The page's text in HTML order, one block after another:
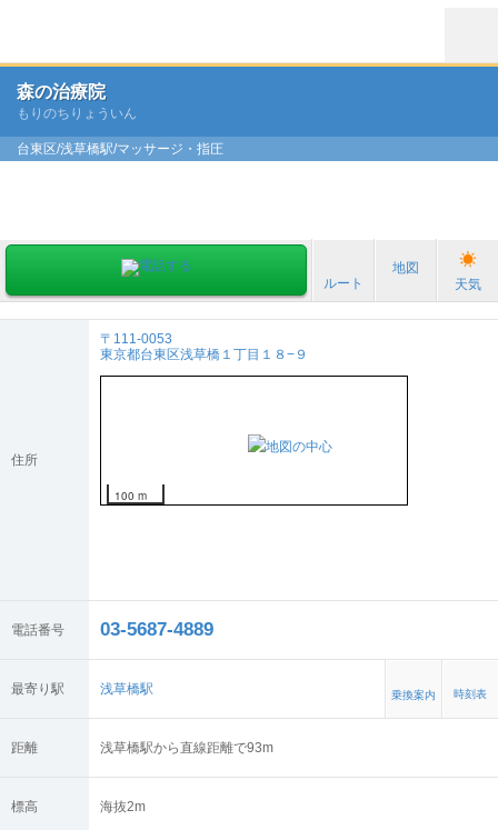
森の治療院
もりのちりょういん
台東区/浅草橋駅/マッサージ・指圧
ルート
地図
天気
住所
〒111-0053
東京都台東区浅草橋１丁目１８−９
100 m
電話番号 03-5687-4889
最寄り駅 浅草橋駅 乗換案内 時刻表
距離 浅草橋駅から直線距離で93m
標高 海抜2m